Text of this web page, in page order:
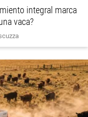
integral marca
vaca?